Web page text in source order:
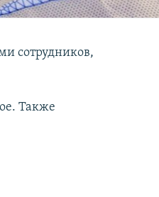
сотрудников,
Также